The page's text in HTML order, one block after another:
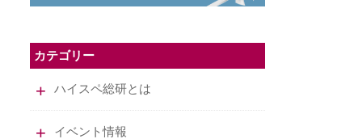
カテゴリー
ハイスペ総研とは
イベント情報